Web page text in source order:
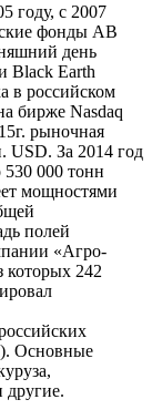
году, с 2007
фонды AB
день
Black Earth
в российском
бирже Nasdaq
рыночная
USD. За 2014 год
000 тонн
мощностями
полей
«Агро-
которых 242
Основные
другие.